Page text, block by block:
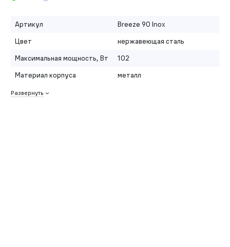
Артикул
Breeze 90 Inox
Цвет
нержавеющая сталь
Максимальная мощность, Вт
102
Материал корпуса
металл
Развернуть